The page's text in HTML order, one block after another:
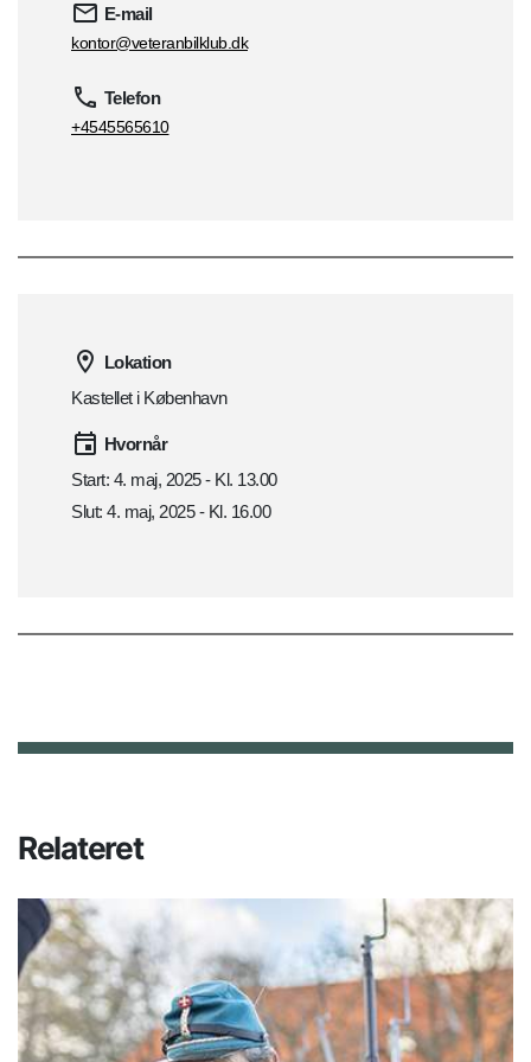
E-mail
kontor@veteranbilklub.dk
Telefon
+4545565610
Lokation
Kastellet i København
Hvornår
Start: 4. maj, 2025 - Kl. 13.00
Slut: 4. maj, 2025 - Kl. 16.00
Relateret